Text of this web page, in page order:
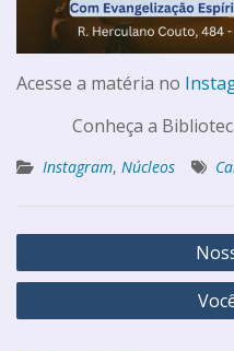
Acesse a matéria no
Conheça a
Instagram, Núcleos